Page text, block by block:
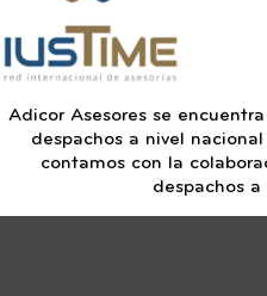
Adicor Asesores se
despachos a nivel
contamos con la
despachos